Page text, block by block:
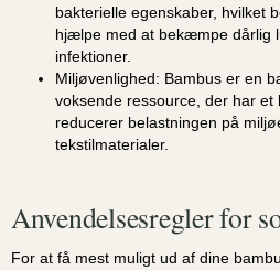
bakterielle egenskaber, hvilket
hjælpe med at bekæmpe dårlig
infektioner.
Miljøvenlighed: Bambus er en
voksende ressource, der har et
reducerer belastningen på
tekstilmaterialer.
Anvendelsesregler for
For at få mest muligt ud af dine